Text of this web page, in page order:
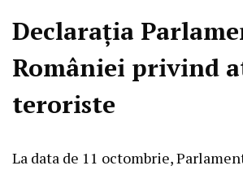
Declarația
României privind
teroriste
La data de 11 octombrie,